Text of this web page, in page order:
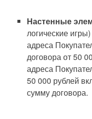
Настенные
логические
адреса
договора от 50
адреса
50 000 рублей
сумму договора.